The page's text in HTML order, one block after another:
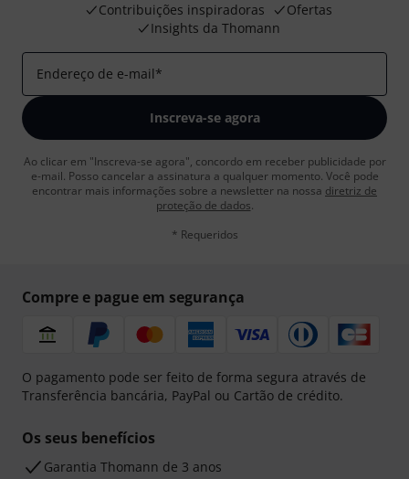
Contribuições inspiradoras
Ofertas
Insights da Thomann
Endereço de e-mail*
Inscreva-se agora
Ao clicar em "Inscreva-se agora", concordo em receber publicidade por
e-mail. Posso cancelar a assinatura a qualquer momento. Você pode
encontrar mais informações sobre a newsletter na nossa diretriz de
proteção de dados.
* Requeridos
Compre e pague em segurança
O pagamento pode ser feito de forma segura através de
Transferência bancária, PayPal ou Cartão de crédito.
Os seus benefícios
Garantia Thomann de 3 anos